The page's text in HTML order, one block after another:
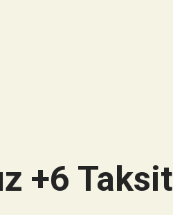
+6 Taksit